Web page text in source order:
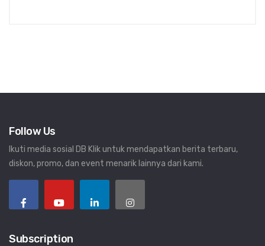
Follow Us
Ikuti media sosial DB Klik untuk mendapatkan berita terbaru,
diskon, promo, dan event menarik lainnya dari kami.
Subscription